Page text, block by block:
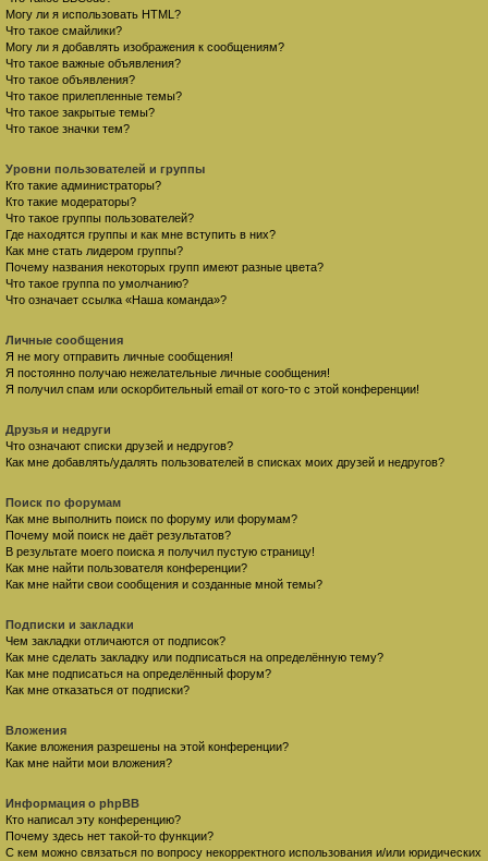
Могу ли я использовать HTML?
Что такое смайлики?
Могу ли я добавлять изображения к сообщениям?
Что такое важные объявления?
Что такое объявления?
Что такое прилепленные темы?
Что такое закрытые темы?
Что такое значки тем?
Уровни пользователей и группы
Кто такие администраторы?
Кто такие модераторы?
Что такое группы пользователей?
Где находятся группы и как мне вступить в них?
Как мне стать лидером группы?
Почему названия некоторых групп имеют разные цвета?
Что такое группа по умолчанию?
Что означает ссылка «Наша команда»?
Личные сообщения
Я не могу отправить личные сообщения!
Я постоянно получаю нежелательные личные сообщения!
Я получил спам или оскорбительный email от кого-то с этой конференции!
Друзья и недруги
Что означают списки друзей и недругов?
Как мне добавлять/удалять пользователей в списках моих друзей и недругов?
Поиск по форумам
Как мне выполнить поиск по форуму или форумам?
Почему мой поиск не даёт результатов?
В результате моего поиска я получил пустую страницу!
Как мне найти пользователя конференции?
Как мне найти свои сообщения и созданные мной темы?
Подписки и закладки
Чем закладки отличаются от подписок?
Как мне сделать закладку или подписаться на определённую тему?
Как мне подписаться на определённый форум?
Как мне отказаться от подписки?
Вложения
Какие вложения разрешены на этой конференции?
Как мне найти мои вложения?
Информация о phpBB
Кто написал эту конференцию?
Почему здесь нет такой-то функции?
С кем можно связаться по вопросу некорректного использования и/или юридических